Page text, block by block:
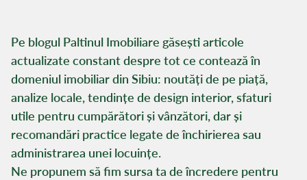
Pe blogul Paltinul Imobiliare găsești articole
actualizate constant despre tot ce contează în
domeniul imobiliar din Sibiu: noutăți de pe piață,
analize locale, tendințe de design interior, sfaturi
utile pentru cumpărători și vânzători, dar și
recomandări practice legate de închirierea sau
administrarea unei locuințe.
Ne propunem să fim sursa ta de încredere pentru